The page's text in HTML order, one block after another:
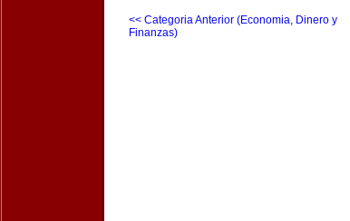
<< Categoria Anterior (Economia, Dinero y
Finanzas)